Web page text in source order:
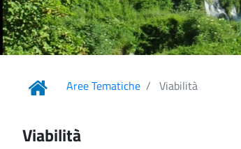
Aree Tematiche Viabilità
Viabilità